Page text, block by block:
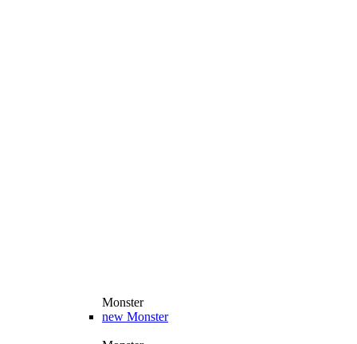
Monster
new Monster